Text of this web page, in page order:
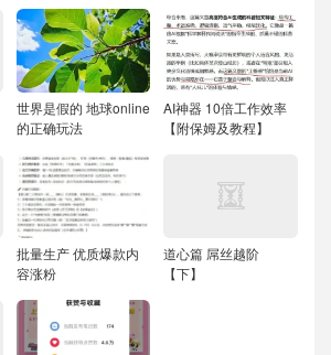
世界是假的 地球online
的正确玩法
AI神器 10倍工作效率
【附保姆及教程】
批量生产 优质爆款内
容涨粉
道心篇 屌丝越阶
【下】